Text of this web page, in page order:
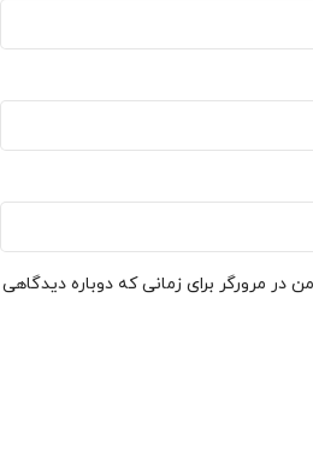
در مرورگر برای زمانی که دوباره دیدگاهی